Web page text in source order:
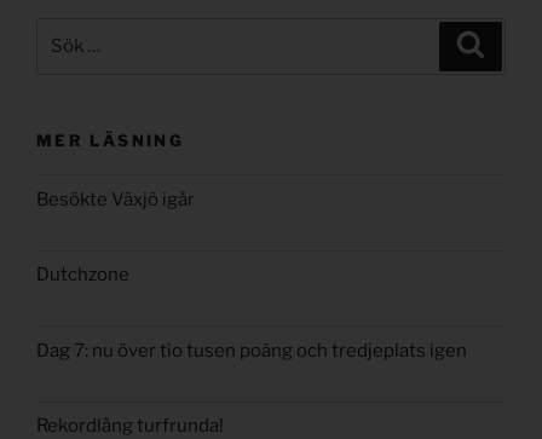
MER LÄSNING
Besökte Växjö igår
Dutchzone
Dag 7: nu över tio tusen poäng och tredjeplats igen
Rekordlång turfrunda!